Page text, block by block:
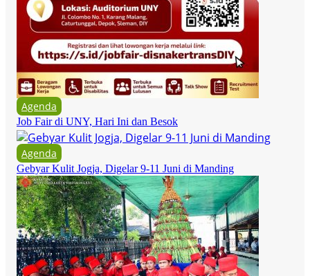
Agenda
Job Fair di UNY, Hari Ini dan Besok
Agenda
Gebyar Kulit Jogja, Digelar 9-11 Juni di Manding